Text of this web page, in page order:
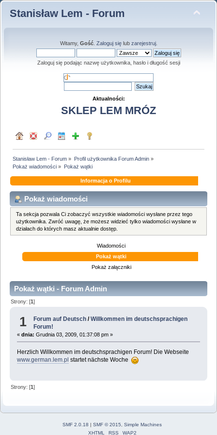
Stanisław Lem - Forum
Witamy, Gość. Zaloguj sięlub zarejestruj.
Zaloguj się podając nazwę użytkownika, hasło i długość sesji
Aktualności:
SKLEP LEM MRÓZ
Stanisław Lem - Forum » Profil użytkownika Forum Admin»
Pokaż wiadomości » Pokaż wątki
Informacja o Profilu
Pokaż wiadomości
Ta sekcja pozwala Ci zobaczyć wszystkie wiadomości wysłane przez tego
użytkownika. Zwróć uwagę, że możesz widzieć tylko wiadomości wysłane w
działach do których masz aktualnie dostęp.
Wiadomości
Pokaż wątki
Pokaż załączniki
Pokaż wątki - Forum Admin
Strony: [1]
1 Forum auf Deutsch /Willkommen im deutschsprachigen
Forum!
« dnia: Grudnia 03, 2009, 01:37:08 pm »
Herzlich Willkommen im deutschsprachigen Forum! Die Webseite
www.german.lem.pl startet nächste Woche
Strony: [1]
SMF 2.0.18 | SMF © 2015
Simple Machines
XHTML
RSS WAP2